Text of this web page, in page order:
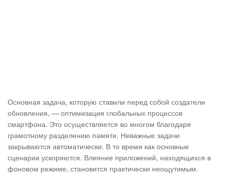
Основная задача, которую ставили перед собой создатели
обновления, — оптимизация глобальных процессов
смартфона. Это осуществляется во многом благодаря
грамотному разделению памяти. Неважные задачи
закрываются автоматически. В то время как основные
сценарии ускоряются. Влияние приложений, находящихся в
фоновом режиме, становится практически неощутимым.